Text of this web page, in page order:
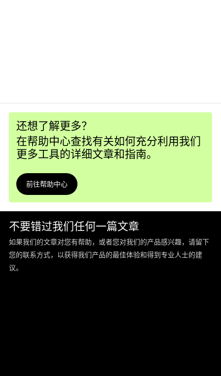
还想了解更多？
在帮助中心查找有关如何充分利用我们
更多工具的详细文章和指南。
前往帮助中心
不要错过我们任何一篇文章
如果我们的文章对您有帮助，或者您对我们的产品感兴趣，请留下
您的联系方式，以获得我们产品的最佳体验和得到专业人士的建
议。